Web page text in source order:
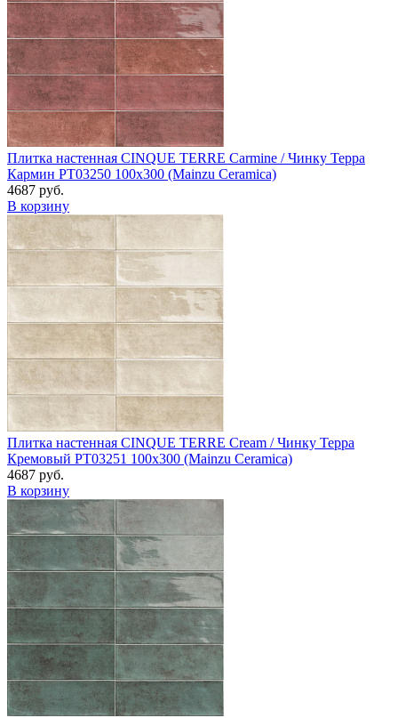
Плитка настенная CINQUE TERRE Carmine / Чинку Терра
Кармин PT03250 100x300 (Mainzu Ceramica)
4687 руб.
В корзину
Плитка настенная CINQUE TERRE Cream / Чинку Терра
Кремовый PT03251 100x300 (Mainzu Ceramica)
4687 руб.
В корзину